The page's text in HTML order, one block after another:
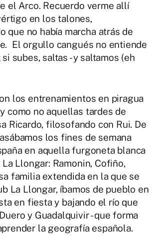
el Arco. Recuerdo verme allí
en los talones,
que no había marcha atrás de
El orgullo cangués no entiende
subes, saltas - y saltamos (eh
los entrenamientos en piragua
como no aquellas tardes de
Ricardo, filosofando con Rui. De
los fines de semana
en aquella furgoneta blanca
Llongar: Ramonin, Cofiño,
familia extendida en la que se
La Llongar, íbamos de pueblo en
en fiesta y bajando el río que
y Guadalquivir - que forma
la geografía española.